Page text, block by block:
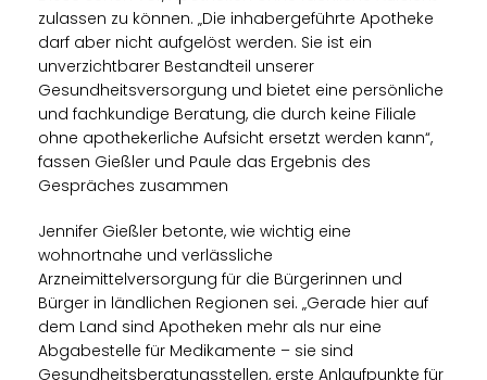
zulassen zu können. „Die inhabergeführte Apotheke
darf aber nicht aufgelöst werden. Sie ist ein
unverzichtbarer Bestandteil unserer
Gesundheitsversorgung und bietet eine persönliche
und fachkundige Beratung, die durch keine Filiale
ohne apothekerliche Aufsicht ersetzt werden kann“,
fassen Gießler und Paule das Ergebnis des
Gespräches zusammen
Jennifer Gießler betonte, wie wichtig eine
wohnortnahe und verlässliche
Arzneimittelversorgung für die Bürgerinnen und
Bürger in ländlichen Regionen sei. „Gerade hier auf
dem Land sind Apotheken mehr als nur eine
Abgabestelle für Medikamente – sie sind
Gesundheitsberatungsstellen, erste Anlaufpunkte für